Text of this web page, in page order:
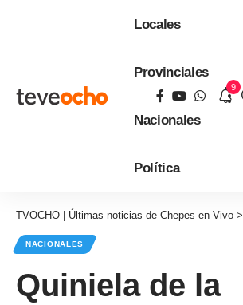
Locales
Provinciales
Nacionales
Política
9
TVOCHO | Últimas noticias de Chepes en Vivo >
NACIONALES
Quiniela de la